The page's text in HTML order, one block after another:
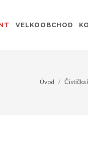
VELKOOBCHOD
Úvod Čistička